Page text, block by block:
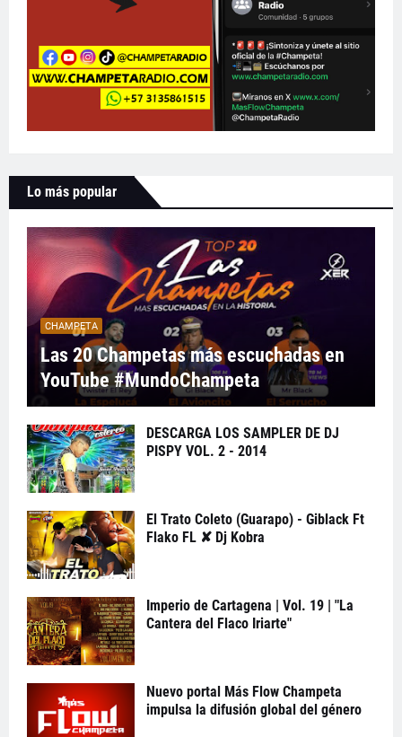
Lo más popular
CHAMPETA
Las 20 Champetas más escuchadas en
YouTube #MundoChampeta
DESCARGA LOS SAMPLER DE DJ
PISPY VOL. 2 - 2014
El Trato Coleto (Guarapo) - Giblack Ft
Flako FL ✘ Dj Kobra
Imperio de Cartagena | Vol. 19 | "La
Cantera del Flaco Iriarte"
Nuevo portal Más Flow Champeta
impulsa la difusión global del género